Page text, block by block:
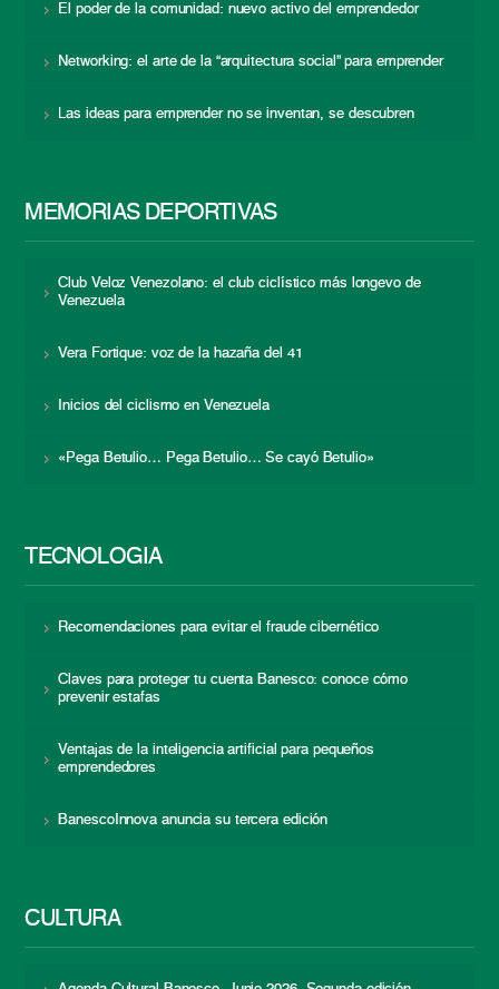
El poder de la comunidad: nuevo activo del emprendedor
Networking: el arte de la “arquitectura social” para emprender
Las ideas para emprender no se inventan, se descubren
MEMORIAS DEPORTIVAS
Club Veloz Venezolano: el club ciclístico más longevo de
Venezuela
Vera Fortique: voz de la hazaña del 41
Inicios del ciclismo en Venezuela
«Pega Betulio… Pega Betulio… Se cayó Betulio»
TECNOLOGÍA
Recomendaciones para evitar el fraude cibernético
Claves para proteger tu cuenta Banesco: conoce cómo
prevenir estafas
Ventajas de la inteligencia artificial para pequeños
emprendedores
BanescoInnova anuncia su tercera edición
CULTURA